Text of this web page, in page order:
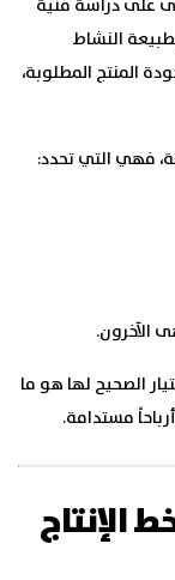
على دراسة فنية
النشاط
المنتج المطلوبة،
فهي التي تحدد:
الآخرون.
الصحيح لها هو ما
مستدامة.
الإنتاج